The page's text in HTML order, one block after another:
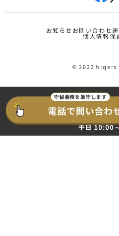
お知らせ お問い合わせ
個人情報保
© 2022 hiqers
電話で問い合わ
平日 10:00